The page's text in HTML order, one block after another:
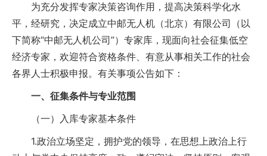
为充分发挥专家决策咨询作用，提高决策科学化水
平，经研究，决定成立中邮无人机（北京）有限公司（以
下简称“中邮无人机公司”）专家库，现面向社会征集低空
经济专家，欢迎符合资格条件、有意从事相关工作的社会
各界人士积极申报。有关事项公告如下：
一、征集条件与专业范围
（一）入库专家基本条件
1.政治立场坚定，拥护党的领导，在思想上政治上行